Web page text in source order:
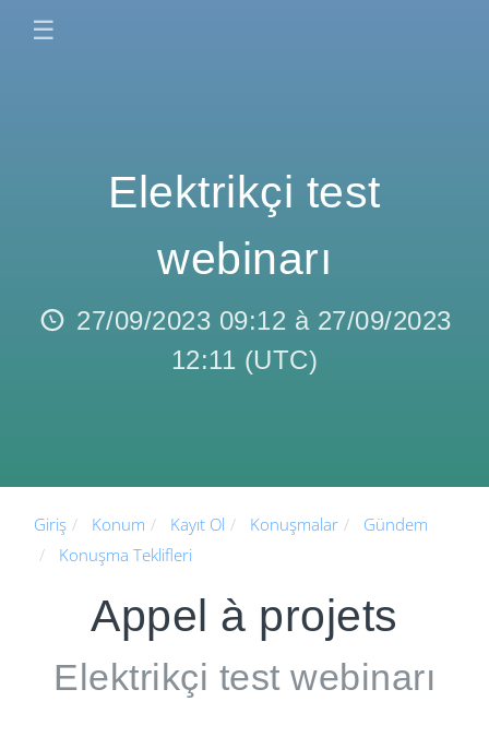
☰
Elektrikçi test
webinarı
27/09/2023 09:12 à 27/09/2023
12:11 (UTC)
Giriş Konum Kayıt Ol Konuşmalar
Gündem
Konuşma Teklifleri
Appel à projets
Elektrikçi test webinarı